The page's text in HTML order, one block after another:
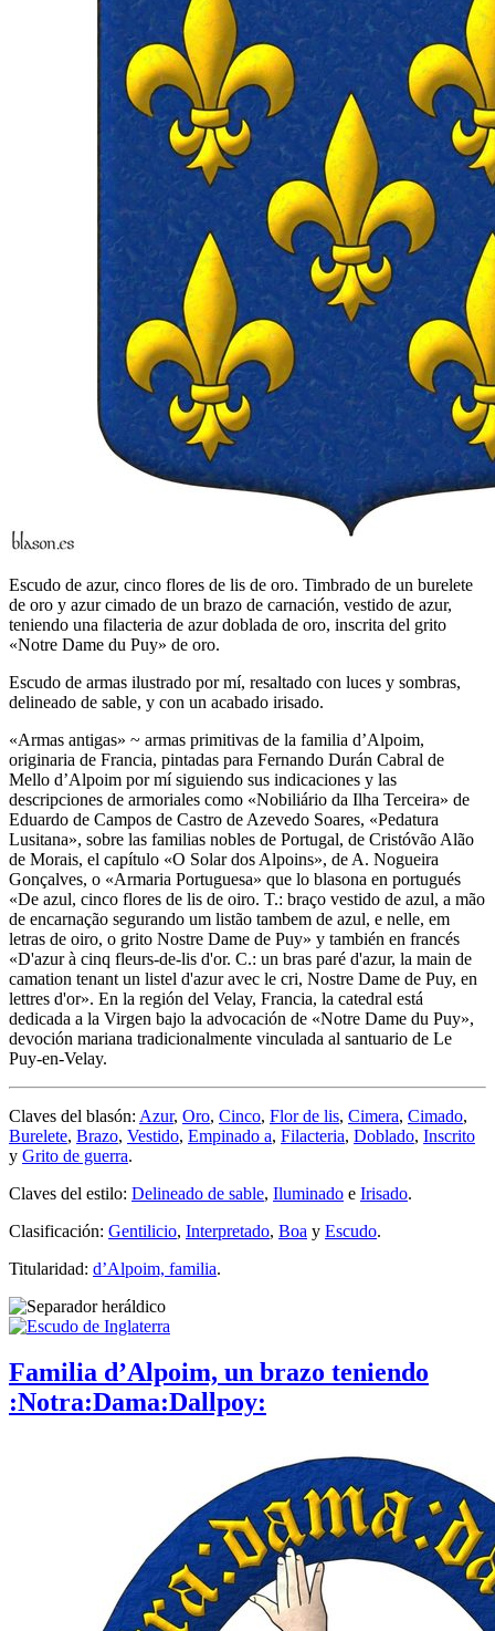
Escudo de azur, cinco flores de lis de oro. Timbrado de un burelete
de oro y azur cimado de un brazo de carnación, vestido de azur,
teniendo una filacteria de azur doblada de oro, inscrita del grito
«Notre Dame du Puy» de oro.
Escudo de armas ilustrado por mí, resaltado con luces y sombras,
delineado de sable, y con un acabado irisado.
«Armas antigas» ~ armas primitivas de la familia d’Alpoim,
originaria de Francia, pintadas para Fernando Durán Cabral de
Mello d’Alpoim por mí siguiendo sus indicaciones y las
descripciones de armoriales como «Nobiliário da Ilha Terceira» de
Eduardo de Campos de Castro de Azevedo Soares, «Pedatura
Lusitana», sobre las familias nobles de Portugal, de Cristóvão Alão
de Morais, el capítulo «O Solar dos Alpoins», de A. Nogueira
Gonçalves, o «Armaria Portuguesa» que lo blasona en portugués
«De azul, cinco flores de lis de oiro. T.: braço vestido de azul, a mão
de encarnação segurando um listão tambem de azul, e nelle, em
letras de oiro, o grito Nostre Dame de Puy» y también en francés
«D'azur à cinq fleurs-de-lis d'or. C.: un bras paré d'azur, la main de
camation tenant un listel d'azur avec le cri, Nostre Dame de Puy, en
lettres d'or». En la región del Velay, Francia, la catedral está
dedicada a la Virgen bajo la advocación de «Notre Dame du Puy»,
devoción mariana tradicionalmente vinculada al santuario de Le
Puy-en-Velay.
Claves del blasón: Azur, Oro, Cinco, Flor de lis, Cimera, Cimado,
Burelete, Brazo, Vestido, Empinado a, Filacteria, Doblado, Inscrito
y Grito de guerra.
Claves del estilo: Delineado de sable, Iluminado e Irisado.
Clasificación: Gentilicio, Interpretado, Boa y Escudo.
Titularidad: d’Alpoim, familia.
Familia d’Alpoim, un brazo teniendo
:Notra:Dama:Dallpoy: